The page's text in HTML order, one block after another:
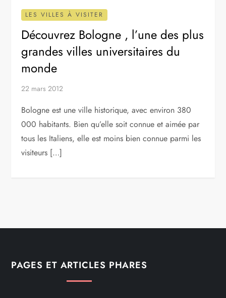
LES VILLES À VISITER
Découvrez Bologne , l’une des plus
grandes villes universitaires du
monde
22 mars 2012
Bologne est une ville historique, avec environ 380
000 habitants. Bien qu’elle soit connue et aimée par
tous les Italiens, elle est moins bien connue parmi les
visiteurs […]
PAGES ET ARTICLES PHARES